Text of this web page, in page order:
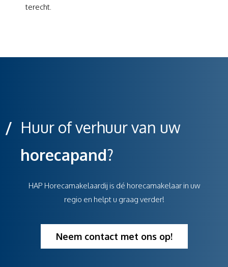
terecht.
/ Huur of verhuur van uw
horecapand?
HAP Horecamakelaardij is dé horecamakelaar in uw
regio en helpt u graag verder!
Neem contact met ons op!